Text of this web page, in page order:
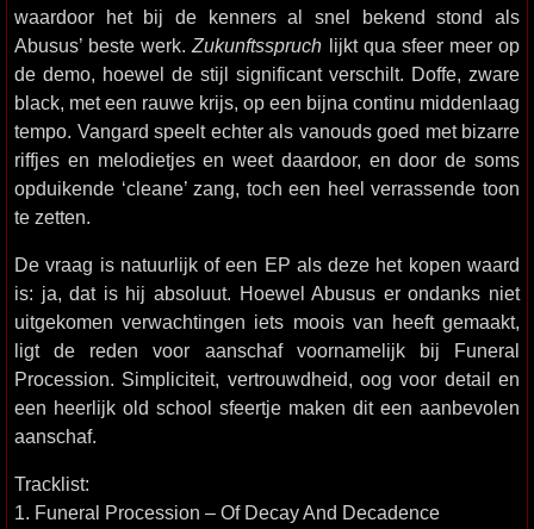
waardoor het bij de kenners al snel bekend stond als
Abusus’ beste werk.Zukunftsspruch lijkt qua sfeer meer op
de demo, hoewel de stijl significant verschilt. Doffe, zware
black, met een rauwe krijs, op een bijna continu middenlaag
tempo. Vangard speelt echter als vanouds goed met bizarre
riffjes en melodietjes en weet daardoor, en door de soms
opduikende ‘cleane’ zang, toch een heel verrassende toon
te zetten.
De vraag is natuurlijk of een EP als deze het kopen waard
is: ja, dat is hij absoluut. Hoewel Abusus er ondanks niet
uitgekomen verwachtingen iets moois van heeft gemaakt,
ligt de reden voor aanschaf voornamelijk bij Funeral
Procession. Simpliciteit, vertrouwdheid, oog voor detail en
een heerlijk old school sfeertje maken dit een aanbevolen
aanschaf.
Tracklist:
1. Funeral Procession – Of Decay And Decadence